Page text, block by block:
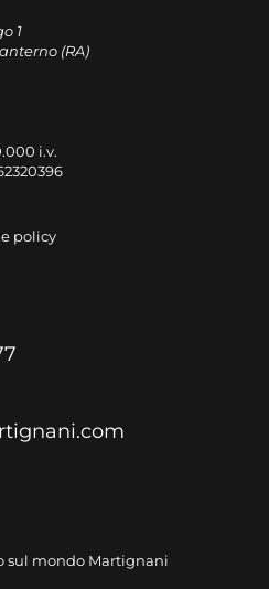
1
(RA)
i.v.
policy
sul mondo Martignani